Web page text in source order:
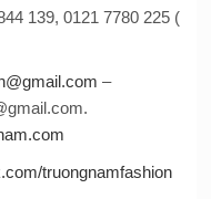
7780 225 (
–
truongnamfashion